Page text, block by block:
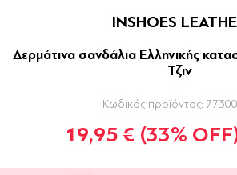
INSHOES
Δερμάτινα σανδάλια Ελληνικής
Τζιν
Κωδικός προϊόντος:
19,95 € (33%